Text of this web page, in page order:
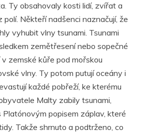
Ty obsahovaly kosti lidí, zvířat a
Někteří nadšenci naznačují, že
vyhubit vlny tsunami. Tsunami
zemětřesení nebo sopečné
zemské kůře pod mořskou
vlny. Ty potom putují oceány i
každé pobřeží, ke kterému
Malty zabily tsunami,
popisem záplav, které
Takže shrnuto a podtrženo, co